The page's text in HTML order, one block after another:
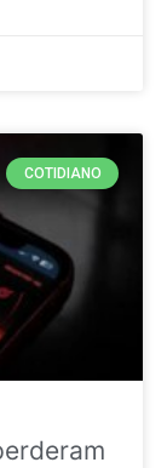
COTIDIANO